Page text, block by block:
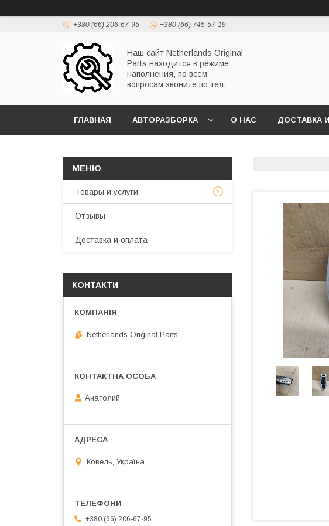
+380 (66) 206-67-95 +380 (66) 745-57-19
Наш сайт Netherlands Original
Parts находится в режиме
наполнения, по всем
вопросам звоните по тел.
ГЛАВНАЯ АВТОРАЗБОРКА О НАС ДОСТАВКА
Товары и услуги
Отзывы
Доставка и оплата
КОНТАКТИ
Netherlands Original Parts
Анатолий
Ковель, Україна
+380 (66) 206-67-95